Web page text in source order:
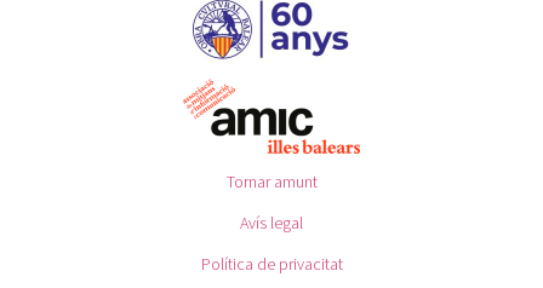
Tornar amunt
Avís legal
Política de privacitat